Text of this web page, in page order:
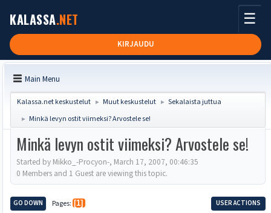
KALASSA.NET
KIRJAUDU
☰
Main Menu
Kalassa.net keskustelut ► Muut keskustelut ► Sekalaista juttua
► Minkä levyn ostit viimeksi? Arvostele se!
Minkä levyn ostit viimeksi? Arvostele se!
Started by Mikko_-Procyon-, March 17, 2007, 00:46:35
0 Members and 1 Guest are viewing this topic.
GO DOWN Pages 1 USER ACTIONS